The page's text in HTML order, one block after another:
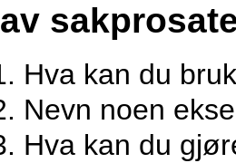
av
Hva kan du
Nevn noen
Hva kan du